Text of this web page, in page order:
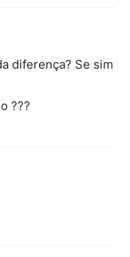
diferença? Se sim
???